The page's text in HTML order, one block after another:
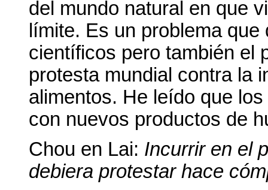
del mundo natural en que
límite. Es un problema
científicos pero también el
protesta mundial contra la
alimentos. He leído que
con nuevos productos de
Chou en Lai: Incurrir en el
debiera protestar hace